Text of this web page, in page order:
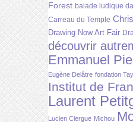
Forest balade ludique
Carreau du Temple
Drawing Now Art Fair
découvrir
Emmanuel
Eugène Delâtre fondation
Institut de
Laurent
Lucien Clergue Michou